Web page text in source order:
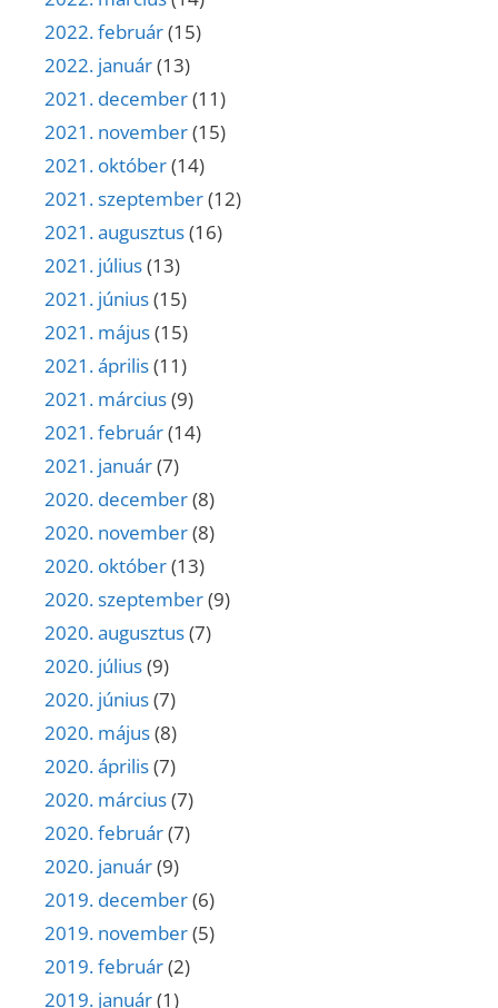
2022. február(15)
2022. január(13)
2021. december(11)
2021. november(15)
2021. október(14)
2021. szeptember(12)
2021. augusztus(16)
2021. július(13)
2021. június(15)
2021. május(15)
2021. április(11)
2021. március(9)
2021. február(14)
2021. január(7)
2020. december(8)
2020. november(8)
2020. október(13)
2020. szeptember(9)
2020. augusztus(7)
2020. július(9)
2020. június(7)
2020. május(8)
2020. április(7)
2020. március(7)
2020. február(7)
2020. január(9)
2019. december(6)
2019. november(5)
2019. február(2)
2019. január(1)